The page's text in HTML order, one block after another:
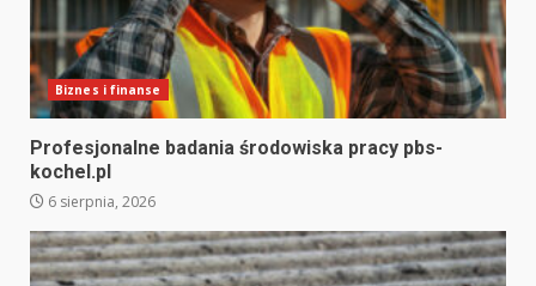
Biznes i finanse
Profesjonalne badania środowiska pracy pbs-
kochel.pl
6 sierpnia, 2026